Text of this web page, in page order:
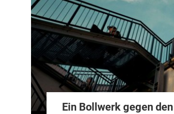
Ein Bollwerk gegen